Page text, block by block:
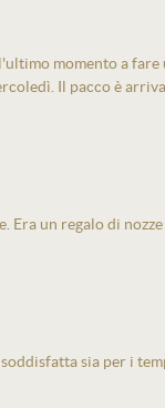
momento a
Il pacco è
Era un regalo di
sia per i